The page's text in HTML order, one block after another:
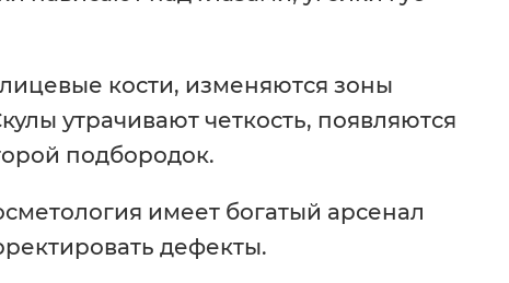
кости, изменяются зоны
утрачивают четкость, появляются
подбородок.
имеет богатый арсенал
дефекты.